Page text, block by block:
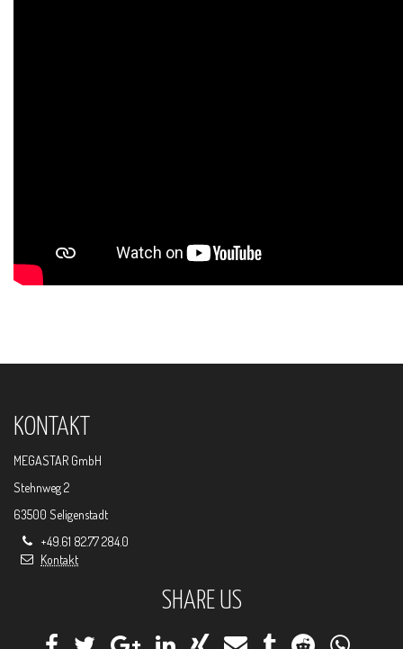
KONTAKT
MEGASTAR GmbH
Stehnweg 2
63500 Seligenstadt
+49.61 82.77 284.0
Kontakt
SHARE US